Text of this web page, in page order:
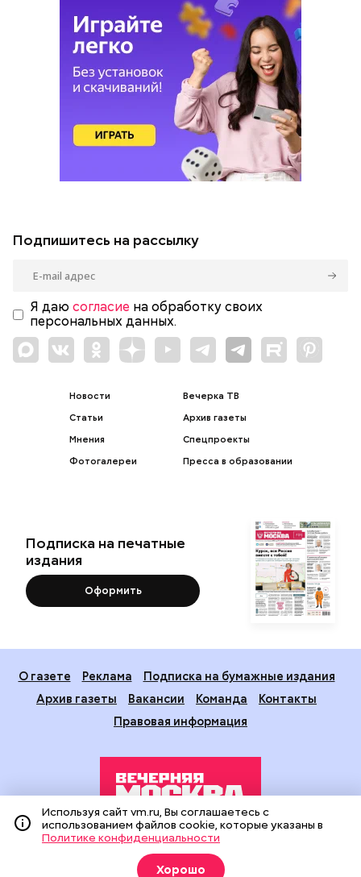
Подпишитесь на рассылку
Я даю согласие на обработку своих
персональных данных.
Новости
Статьи
Мнения
Фотогалереи
Вечерка ТВ
Архив газеты
Спецпроекты
Пресса в образовании
Подписка на печатные
издания
Оформить
О газете Реклама
Подписка на бумажные издания
Архив газеты
Вакансии Команда
Контакты
Правовая информация
Издание создано при финансовой поддержке Департамента
средств массовой информации и рекламы города Москвы.
На сайте применяются рекомендательные технологии
Используя сайт vm.ru, Вы соглашаетесь с
использованием файлов cookie, которые указаны в
Политике конфиденциальности
Хорошо